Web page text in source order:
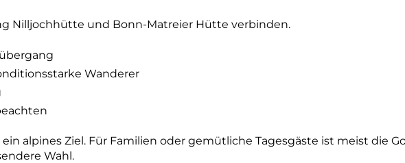
Nilljochhütte und Bonn-Matreier Hütte verbinden.
Wanderer
alpines Ziel. Für Familien oder gemütliche Tagesgäste ist meist die
Wahl.